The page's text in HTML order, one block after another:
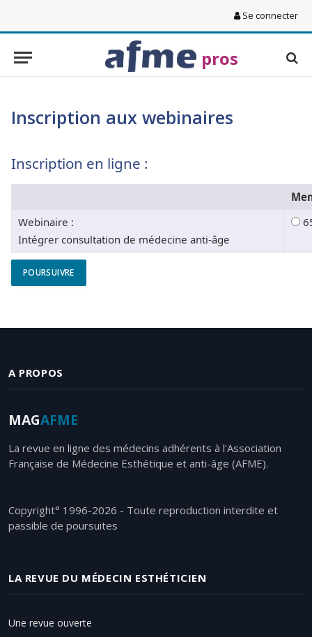
Se connecter
pros
Inscription aux webinaires
Inscription en ligne :
Webinaire :
Intégrer consultation de médecine anti-âge
A PROPOS
MAGAFME
La revue en ligne des médecins adhérents à l'Association
Française de Médecine Esthétique et anti-âge (AFME).
Copyright° 1996-2026 - Toute reproduction interdite et
passible de poursuites
LA REVUE DU MÉDECIN ESTHÉTICIEN
Une revue ouverte